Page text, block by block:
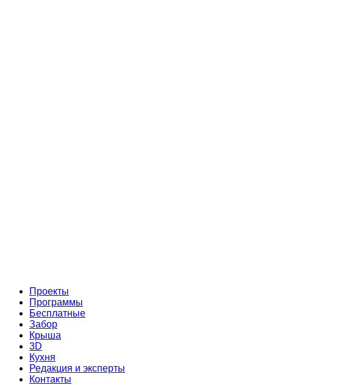
Проекты
Программы
Бесплатные
Забор
Крыша
3D
Кухня
Редакция и эксперты
Контакты